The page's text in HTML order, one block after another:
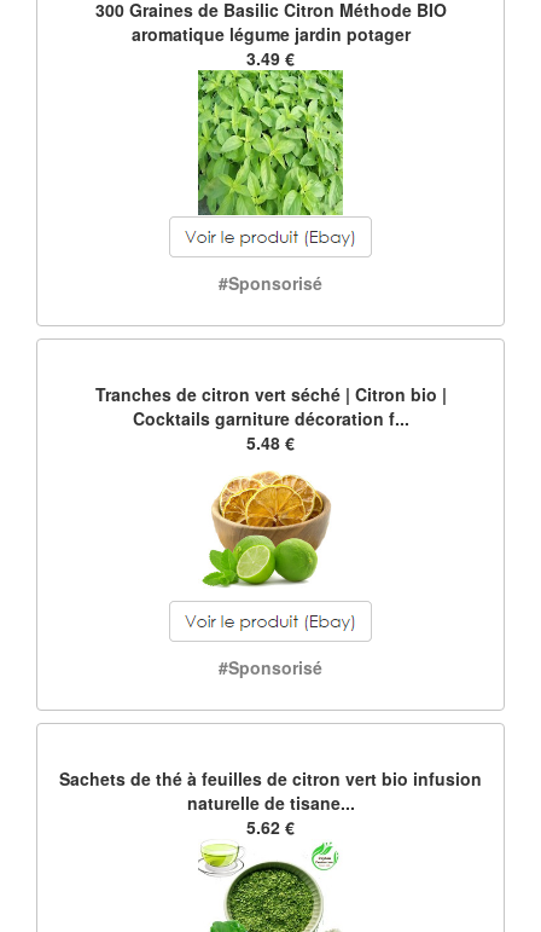
300 Graines de Basilic Citron Méthode BIO
aromatique légume jardin potager
3.49 €
#Sponsorisé
Tranches de citron vert séché | Citron bio |
Cocktails garniture décoration f...
5.48 €
#Sponsorisé
Sachets de thé à feuilles de citron vert bio infusion
naturelle de tisane...
5.62 €